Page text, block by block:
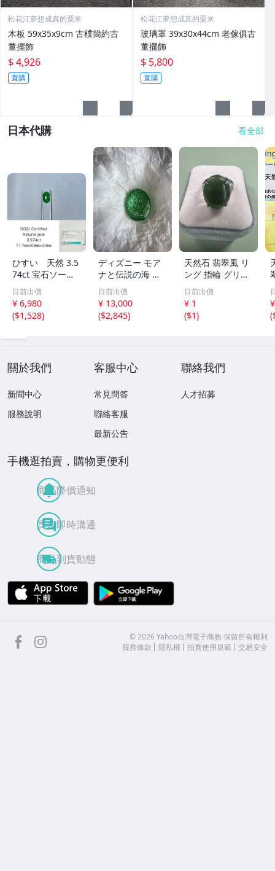
松花江夢想成真的粟米
木板 59x35x9cm 古樸簡約古
董擺飾
$ 4,926
直購
松花江夢想成真的粟米
玻璃罩 39x30x44cm 老傢俱古
董擺飾
$ 5,800
直購
日本代購 看全部
ひすい 天然 3.5
74ct 宝石ソーテ
ィング付き 11.7
㎜×8.8㎜×3.8㎜
ルース（ 裸石 ）
Y10181SA
目前出價
¥ 6,980
($1,528)
ディズニー モア
ナと伝説の海 テ
フィティの心 新
品 未開封
目前出價
¥ 13,000
($2,845)
天然石 翡翠風 リ
ング 指輪 グリー
ン系 ヴィンテー
ジアクセサリー
目前出價
¥ 1
($1)
(
關於我們
新聞中心
服務說明
客服中心
常見問答
聯絡客服
最新公告
聯絡我們
人才招募
手機逛拍賣，購物更便利
商品降價通知
買賣即時溝通
商品到貨動態
APP Store
facebook ©2026 Yahoo台灣電子商務 保留所有權利
服務條款
隱私權 拍賣使用規範 交易安全